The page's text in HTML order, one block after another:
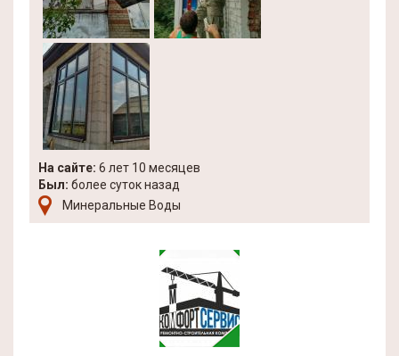
На сайте: 6 лет 10 месяцев
Был: более суток назад
Минеральные Воды